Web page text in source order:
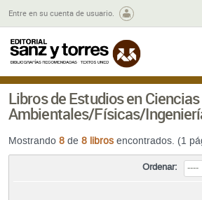
Entre en su cuenta de usuario.
Libros de Estudios en Ciencias
Ambientales/Físicas/
Mostrando 8 de 8 libros encontrados. (1
Ordenar: